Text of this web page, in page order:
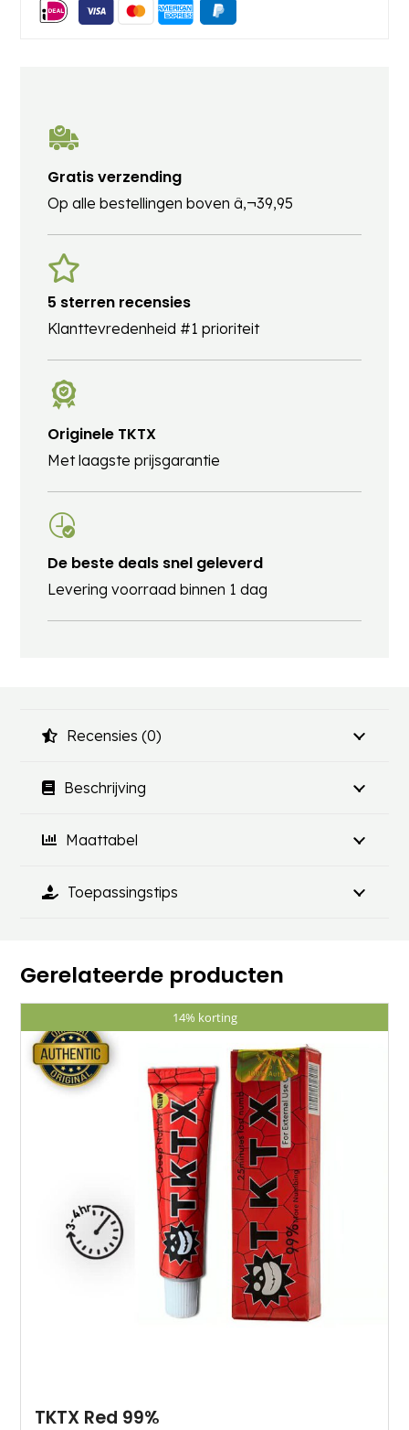
Gratis verzending
Op alle bestellingen boven â‚¬39,95
5 sterren recensies
Klanttevredenheid #1 prioriteit
Originele TKTX
Met laagste prijsgarantie
De beste deals snel geleverd
Levering voorraad binnen 1 dag
Recensies (0)
Beschrijving
Maattabel
Toepassingstips
Gerelateerde producten
14% korting
TKTX Red 99%